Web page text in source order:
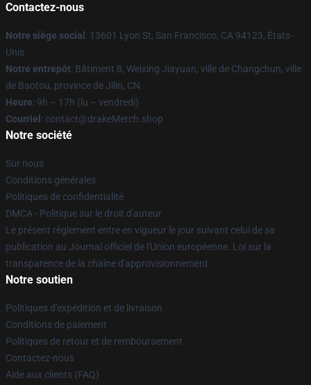
Contactez-nous
Notre siège social : 13601 Lyon St, San Francisco, CA 94123, États-
Unis
Notre entrepôt: Bâtiment 8, Weixing Jiayuan, ville de Changchun, ville
de Baotou, province de Jilin, CN
Heure: 9h – 17h (lu – vendredi)
Courriel : contact@drakeMerch.shop
Notre société
Sur nous
Conditions générales
Politiques de confidentialité
DMCA - Politique sur le droit d'auteur
Le présent règlement entre en vigueur le jour suivant celui de sa
publication au Journal officiel de l'Union européenne. Loi sur la
transparence de la chaîne d'approvisionnement
Notre soutien
Politiques d'expédition et de livraison
Conditions de paiement
Politiques de retour et de remboursement
Contactez-nous
Aide aux clients (FAQ)